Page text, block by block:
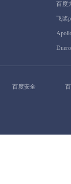
百度
飞桨
百度安全